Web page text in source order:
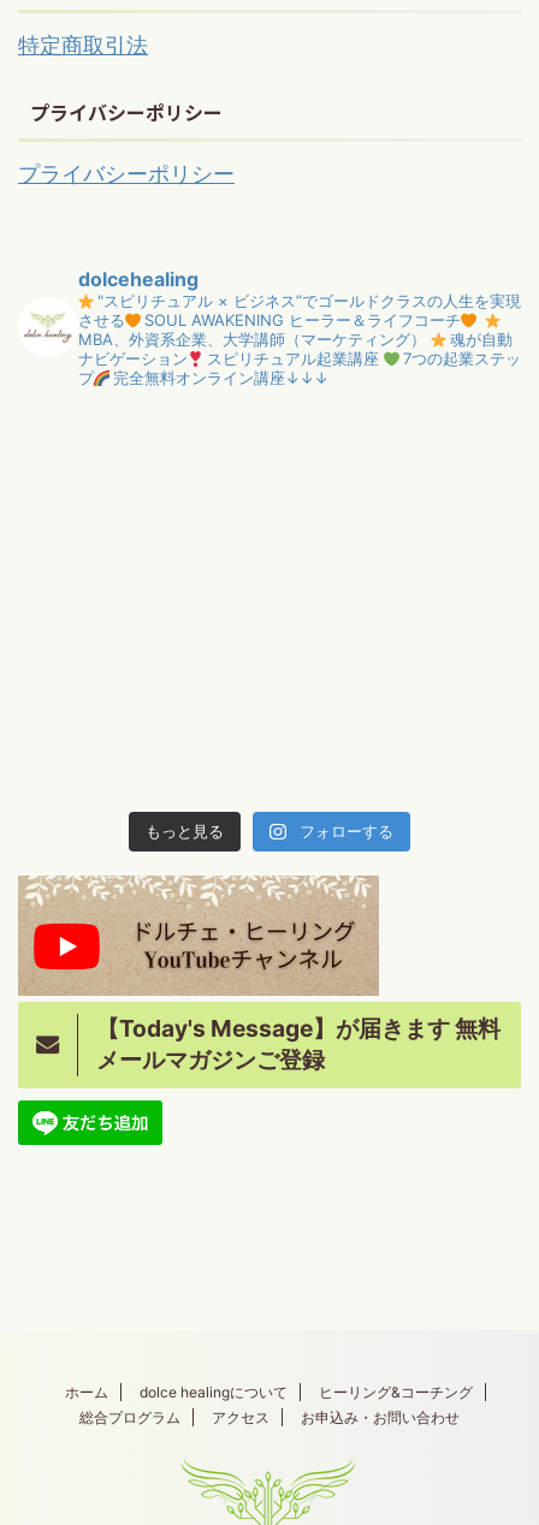
特定商取引法
プライバシーポリシー
プライバシーポリシー
dolcehealing
"スピリチュアル × ビジネス”でゴールドクラスの人生を実現
させる
SOUL AWAKENING ヒーラー＆ライフコーチ
MBA、外資系企業、大学講師（マーケティング）
魂が自動
ナビゲーション
スピリチュアル起業講座
7つの起業ステッ
プ
完全無料オンライン講座↓↓↓
もっと見る フォローする
【Today's Message】が届きます 無料
メールマガジンご登録
ホーム dolce healingについて
ヒーリング&コーチング
総合プログラム
アクセス お申込み・お問い合わせ